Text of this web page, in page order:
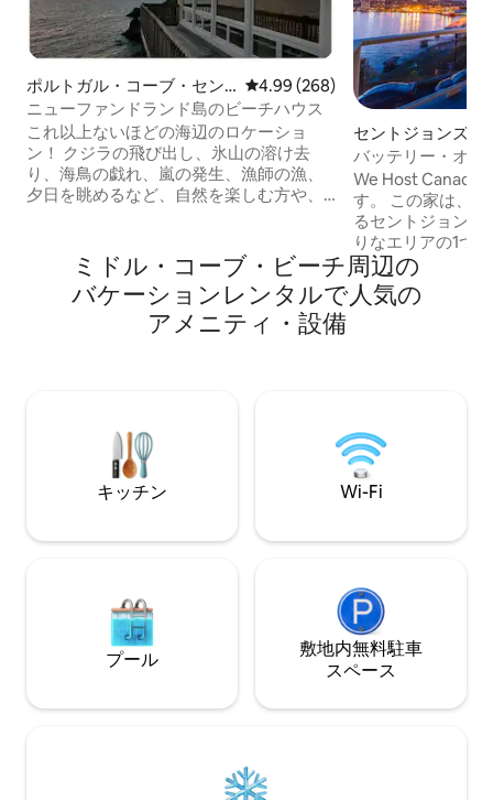
ポルトガル・コーブ・セン
ト・フィリップスの一軒家
レビュー268件、5つ星中4.99つ
4.99 (268)
ニューファンドランド島のビーチハウス
これ以上ないほどの海辺のロケーショ
ン！ クジラの飛び出し、氷山の溶け去
り、海鳥の戯れ、嵐の発生、漁師の漁、
夕日を眺めるなど、自然を楽しむ方や、
な宿泊施設とここで得られる体験を特に
高く評価されることでしょう。 美しいコ
ンセプション・ベイの海岸線に位置し、
セント・ジョンズ空港とダウンタウンか
ら車で15～20分の距離にあるこの宿泊施
セントジョンズの
バッテリー・オー
の象徴的な赤いト
We Host Canada
す。 この家は、ザ・バッテリーと呼ばれ
るセントジョンズ
りなエリアの1つ
からは、自然光の
せる景色が見え
イキングトレイル
適です。この魔法
くなくなるでしょ
ミドル・コーブ・ビーチ⁠周⁠辺⁠の
バ⁠ケ⁠ー⁠シ⁠ョ⁠ン⁠レ⁠ン⁠タ⁠ル⁠で人⁠気⁠の
ア⁠メ⁠ニ⁠テ⁠ィ⁠・⁠設⁠備
キッチン Wi-Fi
プール
敷地内無料駐⁠車
ス⁠ペ⁠ー⁠ス